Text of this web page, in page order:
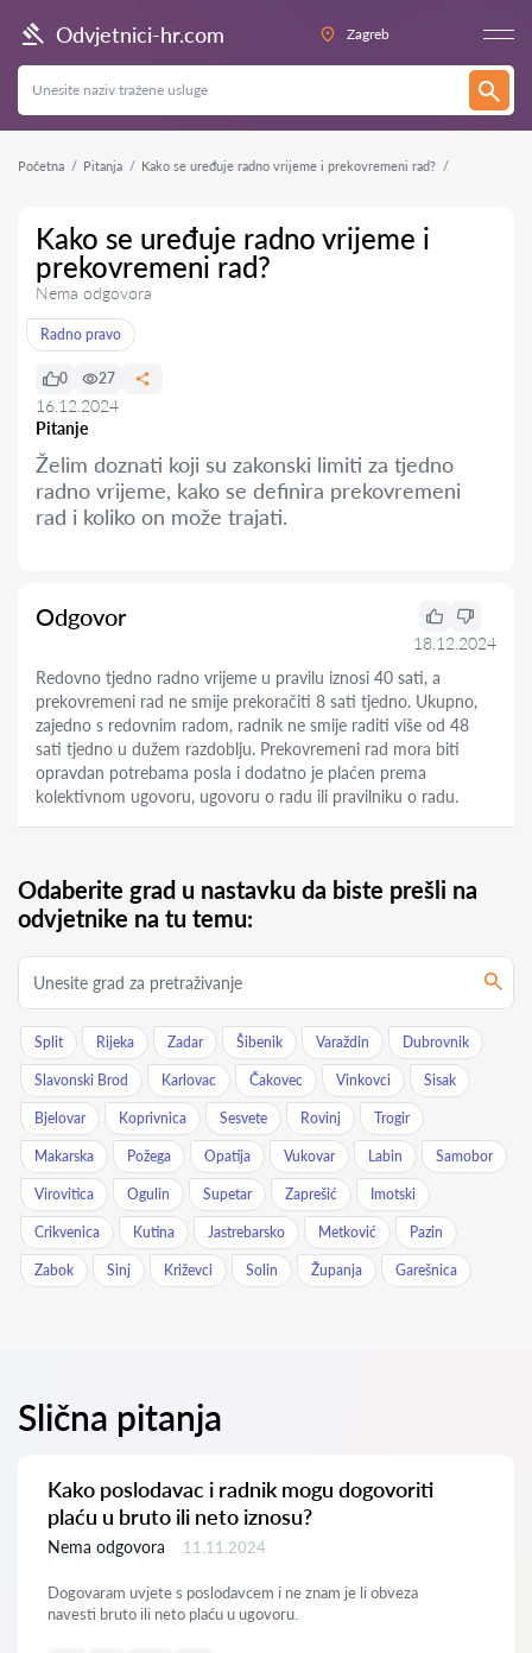
Odvjetnici-hr.com Zagreb
Početna Pitanja Kako se uređuje radno vrijeme i prekovremeni rad?
Kako se uređuje radno vrijeme i
prekovremeni rad?
Nema odgovora
Radno pravo
Pitanje
0 27
16.12.2024
Želim doznati koji su zakonski limiti za tjedno
radno vrijeme, kako se definira prekovremeni
rad i koliko on može trajati.
Odgovor
18.12.2024
Redovno tjedno radno vrijeme u pravilu iznosi 40 sati, a
prekovremeni rad ne smije prekoračiti 8 sati tjedno. Ukupno,
zajedno s redovnim radom, radnik ne smije raditi više od 48
sati tjedno u dužem razdoblju. Prekovremeni rad mora biti
opravdan potrebama posla i dodatno je plaćen prema
kolektivnom ugovoru, ugovoru o radu ili pravilniku o radu.
Odaberite grad u nastavku da biste prešli na
odvjetnike na tu temu:
Split Rijeka Zadar Šibenik Varaždin Dubrovnik
Slavonski Brod Karlovac Čakovec Vinkovci Sisak
Bjelovar Koprivnica Sesvete Rovinj Trogir
Makarska Požega Opatija Vukovar Labin Samobor
Virovitica Ogulin Supetar Zaprešić Imotski
Crikvenica Kutina Jastrebarsko Metković Pazin
Zabok Sinj Križevci Solin Županja Garešnica
Slična pitanja
Kako poslodavac i radnik mogu dogovoriti
plaću u bruto ili neto iznosu?
Nema odgovora 11.11.2024
Dogovaram uvjete s poslodavcem i ne znam je li obveza
navesti bruto ili neto plaću u ugovoru.